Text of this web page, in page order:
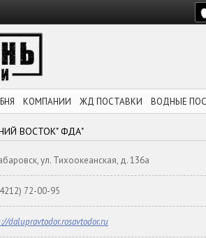
КОМПАНИИ ЖД ПОСТАВКИ ВОДНЫЕ
ВОСТОК" ФДА"
ул. Тихоокеанская, д. 136а
72-00-95
dalupravtodor.rosavtodor.ru